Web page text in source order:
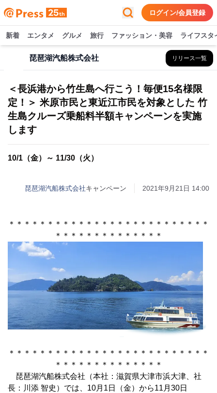
ログイン/会員登録
新着 エンタメ グルメ 旅行 ファッション・美容 ライフスタ
琵琶湖汽船株式会社 リリース一覧
＜長浜港から竹生島へ行こう！毎便15名様限
定！＞ 米原市民と東近江市民を対象とした 竹
生島クルーズ乗船料半額キャンペーンを実施
します
10/1（金）～ 11/30（火）
琵琶湖汽船株式会社キャンペーン 2021年9月21日 14:00
＊＊＊＊＊＊＊＊＊＊＊＊＊＊＊＊＊＊＊＊＊＊＊＊＊＊
＊＊＊＊＊＊＊＊＊＊＊＊＊＊
＊＊＊＊＊＊＊＊＊＊＊＊＊＊＊＊＊＊＊＊＊＊＊＊＊＊
＊＊＊＊＊＊＊＊＊＊＊＊＊＊
琵琶湖汽船株式会社（本社：滋賀県大津市浜大津、社
長：川添 智史）では、10月1日（金）から11月30日